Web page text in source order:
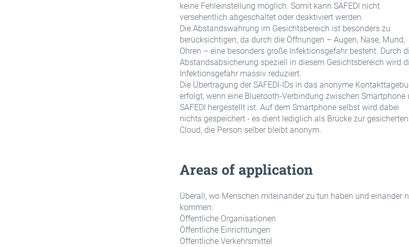
keine Fehleinstellung möglich. Somit kann SAFEDI nicht
versehentlich abgeschaltet oder deaktiviert werden.
Die Abstandswahrung im Gesichtsbereich ist besonders zu
berücksichtigen, da durch die Öffnungen – Augen, Nase, Mund,
Ohren – eine besonders große Infektionsgefahr besteht. Durch
Abstandsabsicherung speziell in diesem Gesichtsbereich wird
Infektionsgefahr massiv reduziert.
Die Übertragung der SAFEDI-IDs in das anonyme
erfolgt, wenn eine Bluetooth-Verbindung zwischen Smartphone
SAFEDI hergestellt ist. Auf dem Smartphone selbst wird dabei
nichts gespeichert - es dient lediglich als Brücke zur gesicherten
Cloud, die Person selber bleibt anonym.
Areas of application
Überall, wo Menschen miteinander zu tun haben und einander
kommen:
Öffentliche Organisationen
Öffentliche Einrichtungen
Öffentliche Verkehrsmittel